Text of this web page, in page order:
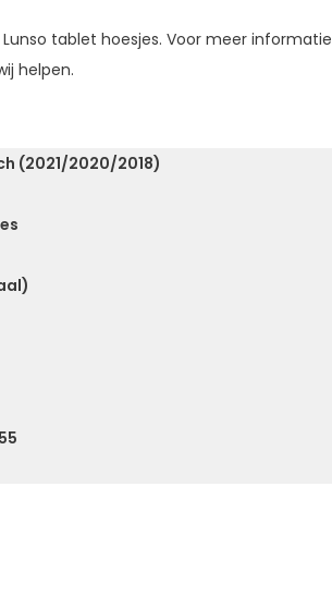
tablet hoesjes. Voor meer informatie
helpen.
(2021/2020/2018)